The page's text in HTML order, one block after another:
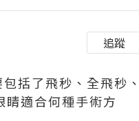
追蹤
括了飛秒、全飛秒、
適合何種手術方